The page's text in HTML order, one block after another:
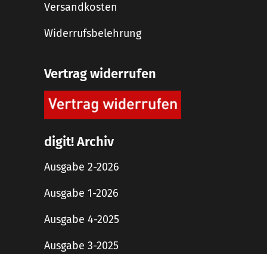
Versandkosten
Widerrufsbelehrung
Vertrag widerrufen
digit! Archiv
Ausgabe 2-2026
Ausgabe 1-2026
Ausgabe 4-2025
Ausgabe 3-2025